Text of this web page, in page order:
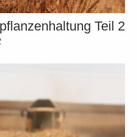
Teil 2